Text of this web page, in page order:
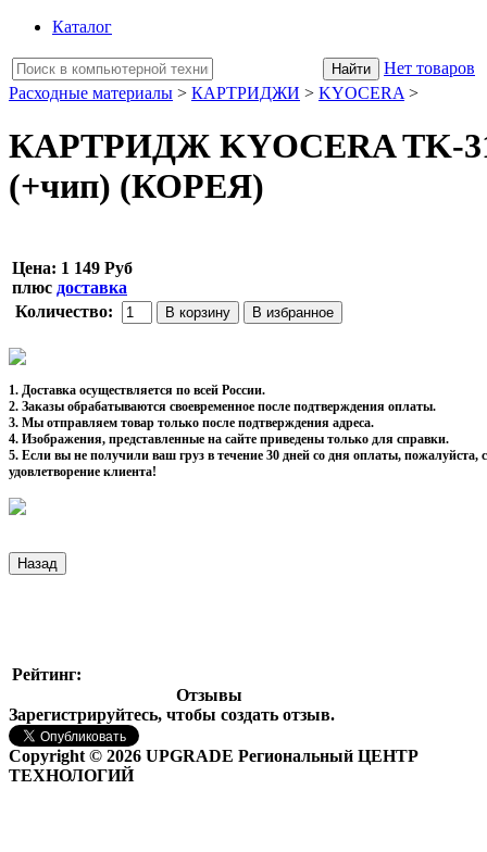
Каталог
Нет товаров
Расходные материалы > КАРТРИДЖИ > KYOCERA >
КАРТРИДЖ KYOCERA TK-
(+чип) (КОРЕЯ)
Цена: 1 149 Руб
плюс доставка
Количество:
1. Доставка осуществляется по всей России.
2. Заказы обрабатываются своевременное после подтверждения оплаты.
3. Мы отправляем товар только после подтверждения адреса.
4. Изображения, представленные на сайте приведены только для справки.
5. Если вы не получили ваш груз в течение 30 дней со дня оплаты,
удовлетворение клиента!
Рейтинг:
Отзывы
Зарегистрируйтесь, чтобы создать отзыв.
Copyright © 2026 UPGRADE Региональный ЦЕНТР
ТЕХНОЛОГИЙ